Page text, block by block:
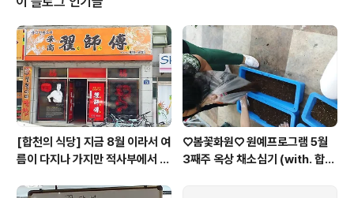
자초가루 쑥가루 피망가루 등등 친환경 적인 분말들이 첨
가된답니다.^^ 1일차 못지않게 오늘도 자리를 채워 주시는
군요^^ 여기는 합천문화살롱입니다. 이 곳은 엘리베이터가
없는 3층에 위치해있어서 올라오면 조금 쉬고 무언가를 해
야만 일이 잘 진행되는 그런 곳입니다.^..
[합천의 식당] 지금 8월 이라서 여
름이 다지나 가지만 적사부에서 냉
♡봄꽃화원♡ 원예프로그램 5월
3째주 옥상 채소심기 (with. 합천